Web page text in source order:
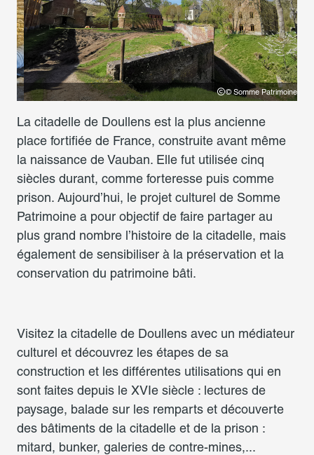
© Somme Patrimoine
La citadelle de Doullens est la plus ancienne
place fortifiée de France, construite avant même
la naissance de Vauban. Elle fut utilisée cinq
siècles durant, comme forteresse puis comme
prison. Aujourd’hui, le projet culturel de Somme
Patrimoine a pour objectif de faire partager au
plus grand nombre l’histoire de la citadelle, mais
également de sensibiliser à la préservation et la
conservation du patrimoine bâti.
Visitez la citadelle de Doullens avec un médiateur
culturel et découvrez les étapes de sa
construction et les différentes utilisations qui en
sont faites depuis le XVIe siècle : lectures de
paysage, balade sur les remparts et découverte
des bâtiments de la citadelle et de la prison :
mitard, bunker, galeries de contre-mines,...